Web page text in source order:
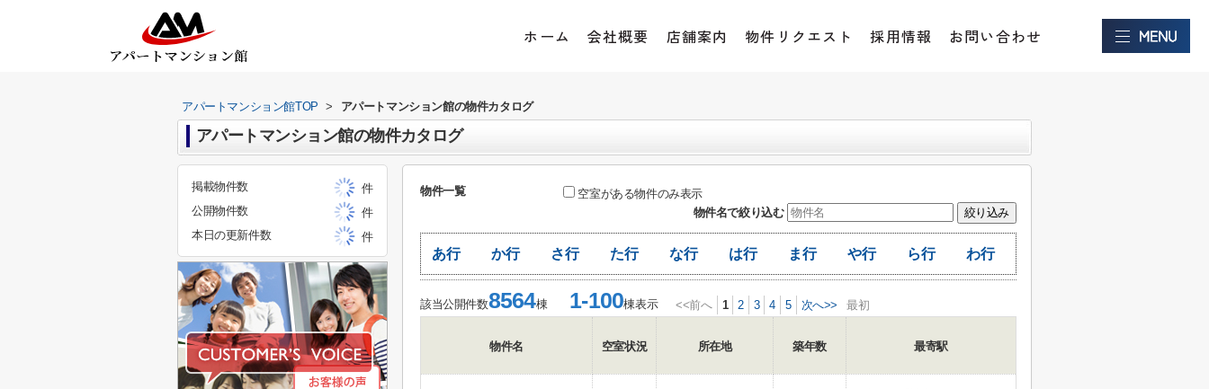
ホーム 会社概要 店舗案内 物件リクエスト 採用情報 お問い合わせ
アパートマンション館TOP > アパートマンション館の物件カタログ
アパートマンション館の物件カタログ
物件一覧
空室がある物件のみ表示
物件名で絞り込む
あ行 か行 さ行 た行 な行 は行 ま行 や行 ら行 わ行
該当公開件数8564棟 1-100棟表示 <<前へ 1 2 3 4 5 次へ>> 最初
物件名 空室状況 所在地 築年数 最寄駅
掲載物件数
件
公開物件数
件
本日の更新件数
件